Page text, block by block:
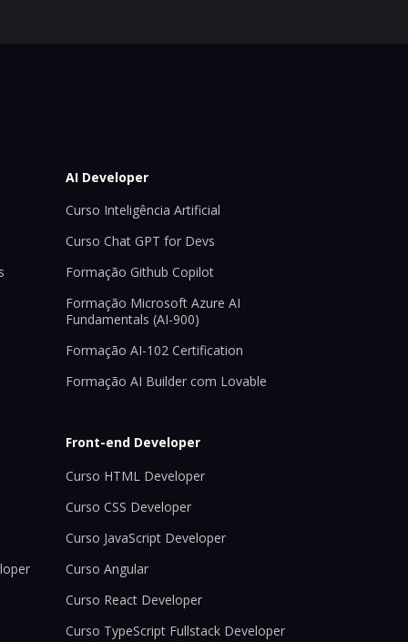
AI Developer
Curso Inteligência Artificial
Curso Chat GPT for Devs
Formação Github Copilot
Formação Microsoft Azure AI
Fundamentals (AI-900)
Formação AI-102 Certification
Formação AI Builder com Lovable
Front-end Developer
Curso HTML Developer
Curso CSS Developer
Curso JavaScript Developer
Curso Angular
Curso React Developer
Curso TypeScript Fullstack Developer